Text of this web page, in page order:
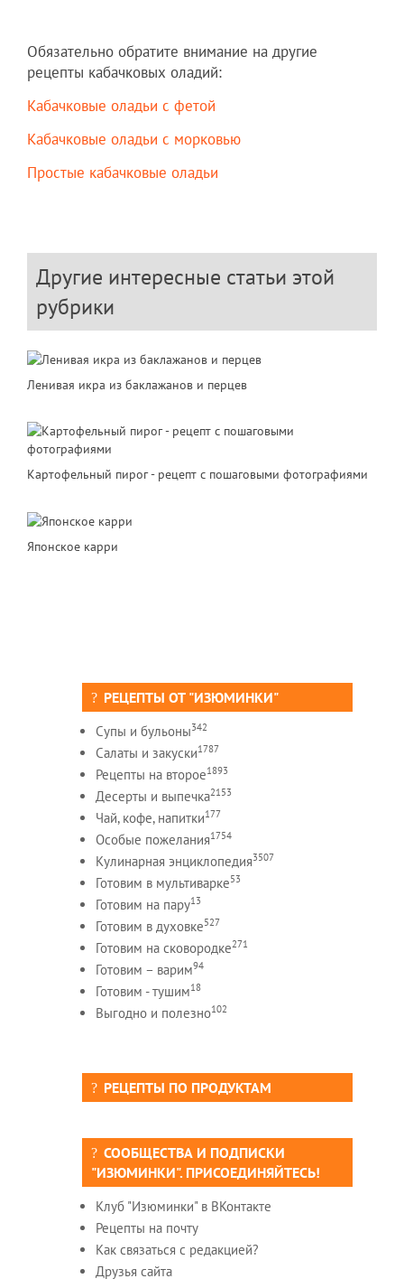
Обязательно обратите внимание на другие
рецепты кабачковых оладий:
Кабачковые оладьи с фетой
Кабачковые оладьи с морковью
Простые кабачковые оладьи
Другие интересные статьи этой
рубрики
Ленивая икра из баклажанов и перцев
Картофельный пирог - рецепт с пошаговыми фотографиями
Японское карри
РЕЦЕПТЫ ОТ "ИЗЮМИНКИ"
Супы и бульоны342
Салаты и закуски1787
Рецепты на второе1893
Десерты и выпечка2153
Чай, кофе, напитки177
Особые пожелания1754
Кулинарная энциклопедия3507
Готовим в мультиварке53
Готовим на пару13
Готовим в духовке527
Готовим на сковородке271
Готовим – варим94
Готовим - тушим18
Выгодно и полезно102
РЕЦЕПТЫ ПО ПРОДУКТАМ
СООБЩЕСТВА И ПОДПИСКИ
"ИЗЮМИНКИ". ПРИСОЕДИНЯЙТЕСЬ!
Клуб "Изюминки" в ВКонтакте
Рецепты на почту
Как связаться с редакцией?
Друзья сайта